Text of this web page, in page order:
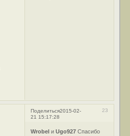
Поделиться 23
2015-02-
21 15:17:28
Wrobel иUgo927 Спасибо